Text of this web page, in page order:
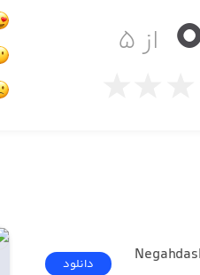
you can get insights into
What’s more, it’s a
از ۵
دانلود